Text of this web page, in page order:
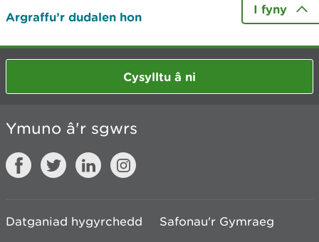
Argraffu’r dudalen hon
I fyny
Cysylltu â ni
Ymuno â'r sgwrs
Datganiad hygyrchedd
Safonau'r Gymraeg